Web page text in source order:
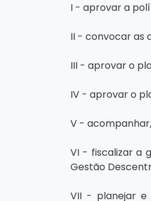
I - aprovar a
II - convocar as
III - aprovar o
IV - aprovar o
V -
VI - fiscalizar a
Gestão
VII - planejar e